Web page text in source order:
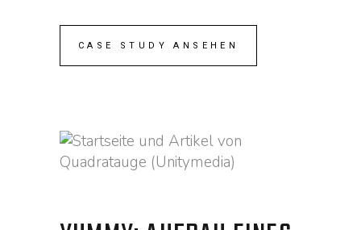
CASE STUDY ANSEHEN